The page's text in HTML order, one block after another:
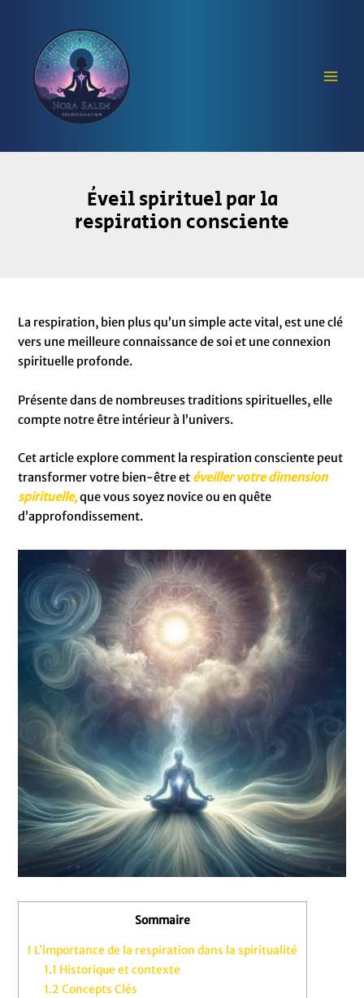
contenu
Éveil spirituel par la
respiration consciente
La respiration, bien plus qu’un simple acte vital, est une clé
vers une meilleure connaissance de soi et une connexion
spirituelle profonde.
Présente dans de nombreuses traditions spirituelles, elle
compte notre être intérieur à l’univers.
Cet article explore comment la respiration consciente peut
transformer votre bien-être et éveiller votre dimension
spirituelle,que vous soyez novice ou en quête
d’approfondissement.
Sommaire
1 L’importance de la respiration dans la spiritualité
1.1 Historique et contexte
1.2 Concepts Clés
articles